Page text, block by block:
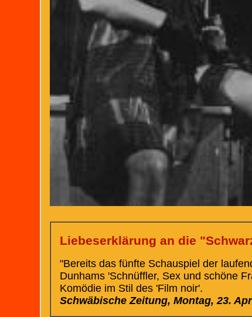
Liebeserklärung an die
"Bereits das fünfte Schauspiel der
Dunhams 'Schnüffler, Sex und schöne
Komödie im Stil des 'Film noir'.
Schwäbische Zeitung, Montag, 23.